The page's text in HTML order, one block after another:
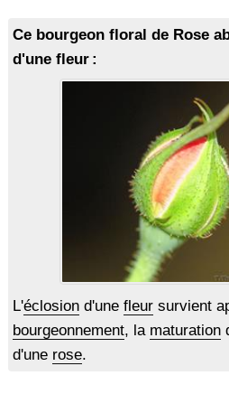
Ce bourgeon floral de Rose
d'une fleur :
L'éclosiond'une fleursurvient
bourgeonnement, la maturation
d'une rose.